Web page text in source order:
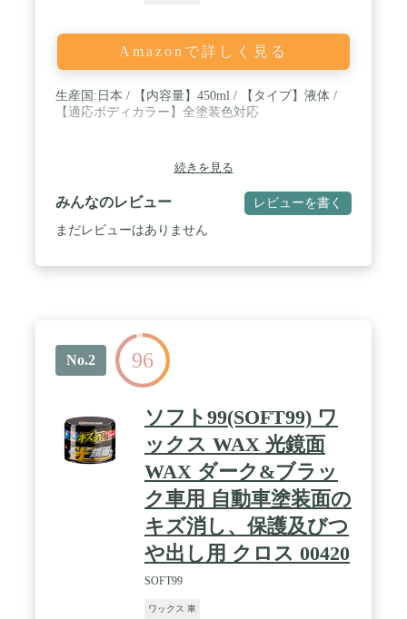
Amazonで詳しく見る
生産国:日本 / 【内容量】450ml / 【タイプ】液体 /
【適応ボディカラー】全塗装色対応
続きを見る
みんなのレビュー レビューを書く
まだレビューはありません
No.2 96
ソフト99(SOFT99) ワ
ックス WAX 光鏡面
WAX ダーク&ブラッ
ク車用 自動車塗装面の
キズ消し、保護及びつ
や出し用 クロス 00420
SOFT99
ワックス 車